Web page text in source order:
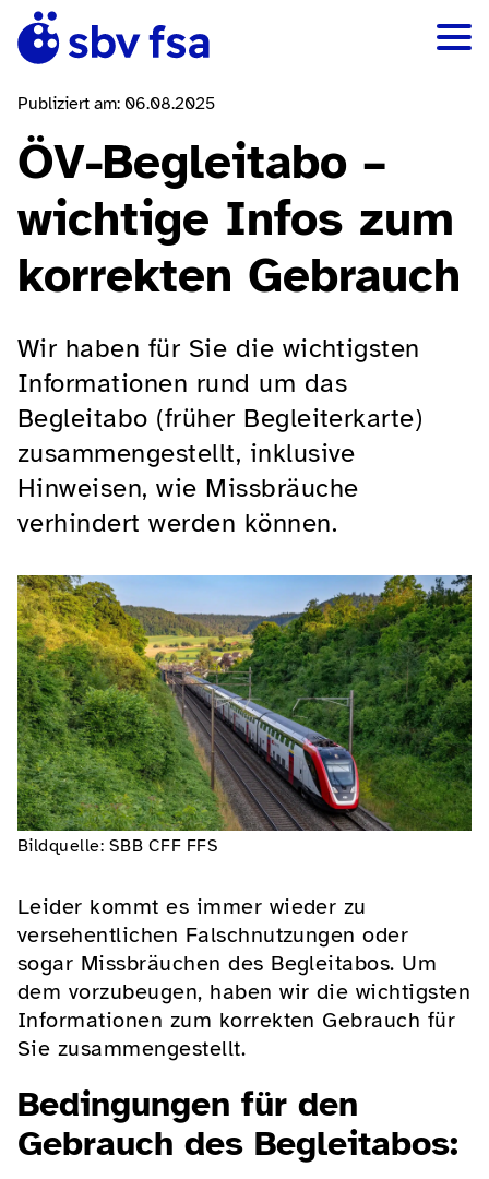
Publiziert am: 06.08.2025
ÖV-Begleitabo –
wichtige Infos zum
korrekten Gebrauch
Wir haben für Sie die wichtigsten
Informationen rund um das
Begleitabo (früher Begleiterkarte)
zusammengestellt, inklusive
Hinweisen, wie Missbräuche
verhindert werden können.
Bildquelle: SBB CFF FFS
Leider kommt es immer wieder zu
versehentlichen Falschnutzungen oder
sogar Missbräuchen des Begleitabos. Um
dem vorzubeugen, haben wir die wichtigsten
Informationen zum korrekten Gebrauch für
Sie zusammengestellt.
Bedingungen für den
Gebrauch des Begleitabos: